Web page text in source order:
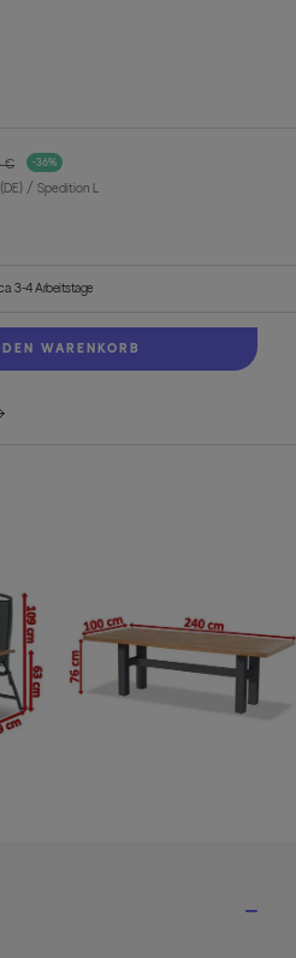
-36%
€
/ Spedition L
3-4 Arbeitstage
WARENKORB